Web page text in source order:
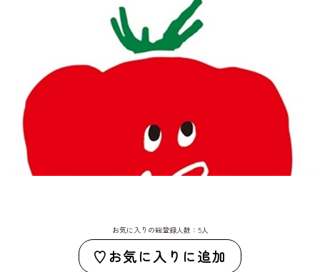
お気に入りの総登録人数：5人
お気に入りに追加